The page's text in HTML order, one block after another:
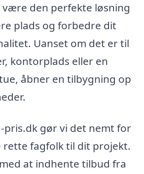
den perfekte løsning
plads og forbedre dit
Uanset om det er til
kontorplads eller en
åbner en tilbygning op
pris.dk gør vi det nemt for
rette fagfolk til dit projekt.
at indhente tilbud fra